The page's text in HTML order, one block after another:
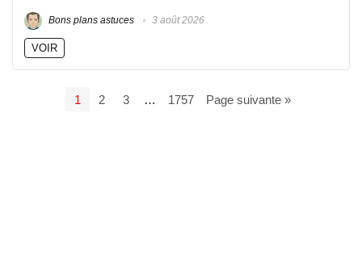
Bons plans astuces 3 août 2026
VOIR
1 2 3 … 1757 Page suivante »